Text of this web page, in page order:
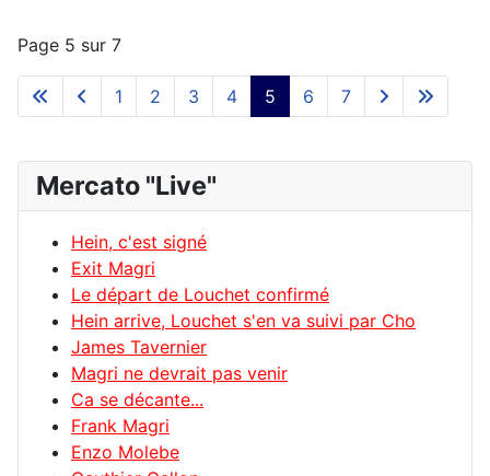
Page 5 sur 7
1 2 3 4 5 6 7
Mercato "Live"
Hein, c'est signé
Exit Magri
Le départ de Louchet confirmé
Hein arrive, Louchet s'en va suivi par Cho
James Tavernier
Magri ne devrait pas venir
Ca se décante...
Frank Magri
Enzo Molebe